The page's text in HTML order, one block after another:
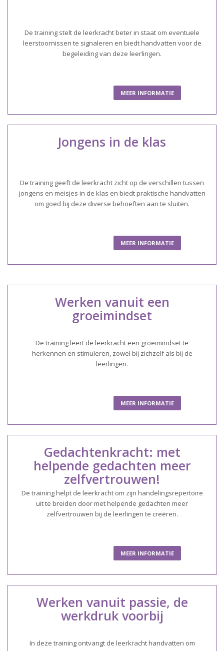
De training stelt de leerkracht beter in staat om eventuele
leerstoornissen te signaleren en biedt handvatten voor de
begeleiding van deze leerlingen.
MEER INFORMATIE
Jongens in de klas
De training geeft de leerkracht zicht op de verschillen tussen
jongens en meisjes in de klas en biedt praktische handvatten
om goed bij deze diverse behoeften aan te sluiten.
MEER INFORMATIE
Werken vanuit een
groeimindset
De training leert de leerkracht een groeimindset te
herkennen en stimuleren, zowel bij zichzelf als bij de
leerlingen.
MEER INFORMATIE
Gedachtenkracht: met
helpende gedachten meer
zelfvertrouwen!
De training helpt de leerkracht om zijn handelingsrepertoire
uit te breiden door met helpende gedachten meer
zelfvertrouwen bij de leerlingen te creëren.
MEER INFORMATIE
Werken vanuit passie, de
werkdruk voorbij
In deze training ontvangt de leerkracht handvatten om